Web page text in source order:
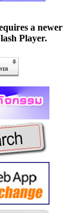
a newer
Player.